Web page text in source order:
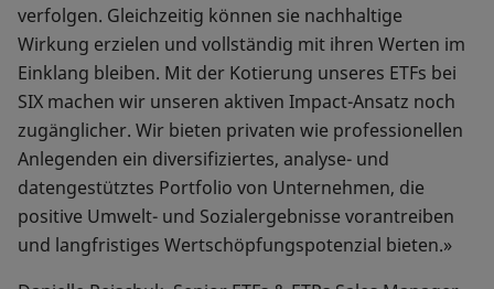
verfolgen. Gleichzeitig können sie nachhaltige
Wirkung erzielen und vollständig mit ihren Werten im
Einklang bleiben. Mit der Kotierung unseres ETFs bei
SIX machen wir unseren aktiven Impact-Ansatz noch
zugänglicher. Wir bieten privaten wie professionellen
Anlegenden ein diversifiziertes, analyse- und
datengestütztes Portfolio von Unternehmen, die
positive Umwelt- und Sozialergebnisse vorantreiben
und langfristiges Wertschöpfungspotenzial bieten.»